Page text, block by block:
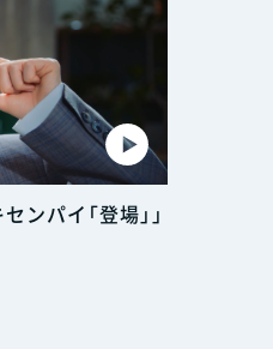
ンパイ「登場」」